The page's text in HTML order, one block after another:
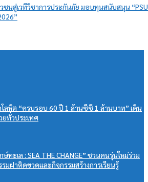
ชนสู่เวทีวิชาการประกันภัย มอบทุนสนับสนุน “PSU
ลหิต “ครบรอบ 60 ปี 1 ล้านซีซี 1 ล้านบาท” เดิน
ยทั่วประเทศ
ทะเล : SEA THE CHANGE” ชวนคนรุ่นใหม่ร่วม
มฝาติดขวดและกิจกรรมสร้างการเรียนรู้